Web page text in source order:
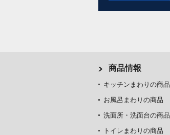
商品情報
キッチンまわりの商品
お風呂まわりの商品
洗面所・洗面台の商品
トイレまわりの商品